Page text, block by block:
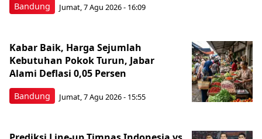
Bandung Jumat, 7 Agu 2026 - 16:09
Bandung
Kabar Baik, Harga Sejumlah
Kebutuhan Pokok Turun, Jabar
Alami Deflasi 0,05 Persen
Jumat, 7 Agu 2026 - 15:55